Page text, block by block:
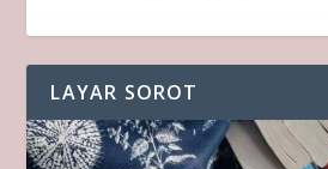
LAYAR SOROT